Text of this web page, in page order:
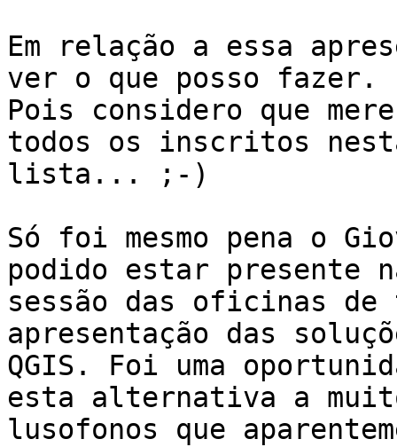
Em relação a essa
ver o que posso fazer.
Pois considero que
todos os inscritos
lista... ;-)
Só foi mesmo pena o
podido estar presente
sessão das oficinas
apresentação das
QGIS. Foi uma
esta alternativa a
lusofonos que